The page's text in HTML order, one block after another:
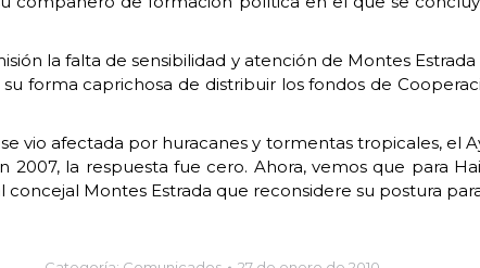
la falta de sensibilidad y atención de Montes
forma caprichosa de distribuir los fondos de
vio afectada por huracanes y tormentas tropicales, el
la respuesta fue cero. Ahora, vemos que para
Montes Estrada que reconsidere su postura